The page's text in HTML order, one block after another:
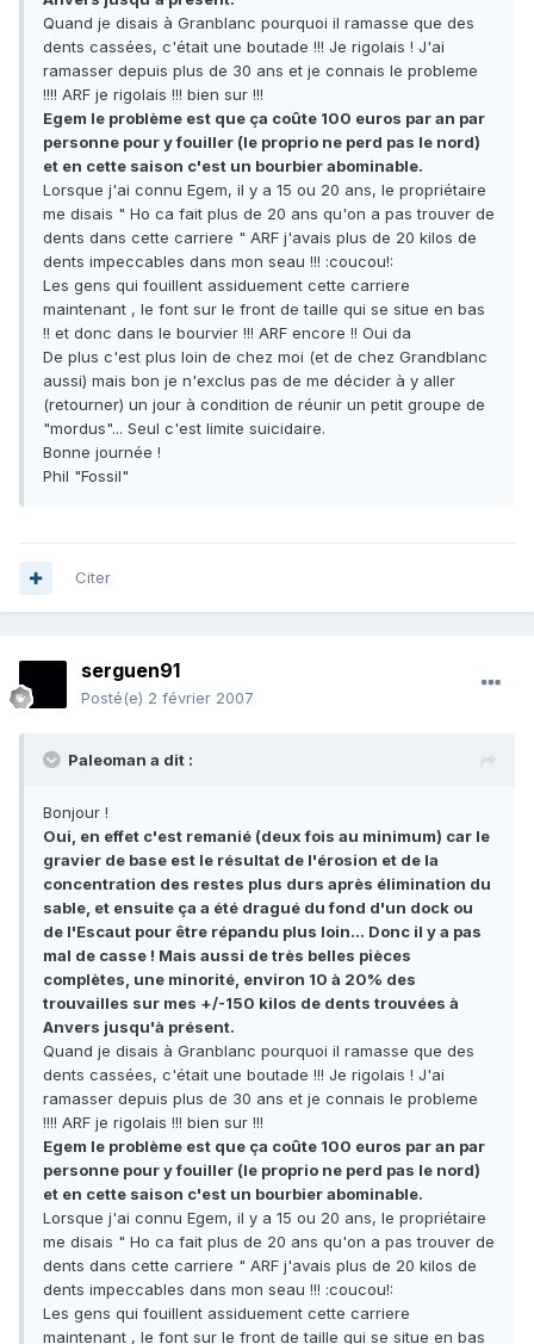
Quand je disais à Granblanc pourquoi il ramasse que des
dents cassées, c'était une boutade !!! Je rigolais ! J'ai
ramasser depuis plus de 30 ans et je connais le probleme
!!!! ARF je rigolais !!! bien sur !!!
Egem le problème est que ça coûte 100 euros par an par
personne pour y fouiller (le proprio ne perd pas le nord)
et en cette saison c'est un bourbier abominable.
Lorsque j'ai connu Egem, il y a 15 ou 20 ans, le propriétaire
me disais " Ho ca fait plus de 20 ans qu'on a pas trouver de
dents dans cette carriere " ARF j'avais plus de 20 kilos de
dents impeccables dans mon seau !!! :coucou!:
Les gens qui fouillent assiduement cette carriere
maintenant , le font sur le front de taille qui se situe en bas
!! et donc dans le bourvier !!! ARF encore !! Oui da
De plus c'est plus loin de chez moi (et de chez Grandblanc
aussi) mais bon je n'exclus pas de me décider à y aller
(retourner) un jour à condition de réunir un petit groupe de
"mordus"... Seul c'est limite suicidaire.
Bonne journée !
Phil "Fossil"
Citer
serguen91
Posté(e) 2 février 2007
Paleoman a dit :
Bonjour !
Oui, en effet c'est remanié (deux fois au minimum) car le
gravier de base est le résultat de l'érosion et de la
concentration des restes plus durs après élimination du
sable, et ensuite ça a été dragué du fond d'un dock ou
de l'Escaut pour être répandu plus loin... Donc il y a pas
mal de casse ! Mais aussi de très belles pièces
complètes, une minorité, environ 10 à 20% des
trouvailles sur mes +/-150 kilos de dents trouvées à
Anvers jusqu'à présent.
Quand je disais à Granblanc pourquoi il ramasse que des
dents cassées, c'était une boutade !!! Je rigolais ! J'ai
ramasser depuis plus de 30 ans et je connais le probleme
!!!! ARF je rigolais !!! bien sur !!!
Egem le problème est que ça coûte 100 euros par an par
personne pour y fouiller (le proprio ne perd pas le nord)
et en cette saison c'est un bourbier abominable.
Lorsque j'ai connu Egem, il y a 15 ou 20 ans, le propriétaire
me disais " Ho ca fait plus de 20 ans qu'on a pas trouver de
dents dans cette carriere " ARF j'avais plus de 20 kilos de
dents impeccables dans mon seau !!! :coucou!:
Les gens qui fouillent assiduement cette carriere
maintenant , le font sur le front de taille qui se situe en bas